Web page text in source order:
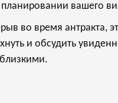
планировании вашего
во время антракта,
и обсудить